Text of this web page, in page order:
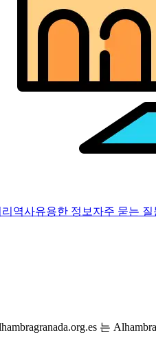
역사유용한 정보 자주 묻는 질
는